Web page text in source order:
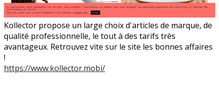
Kollector propose un large choix d'articles de marque, de
qualité professionnelle, le tout à des tarifs très
avantageux. Retrouvez vite sur le site les bonnes affaires
!
https://www.kollector.mobi/